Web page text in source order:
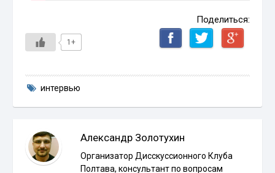
Поделиться:
1+
интервью
Александр Золотухин
Организатор Дисскуссионного Клуба
Полтава, консультант по вопросам